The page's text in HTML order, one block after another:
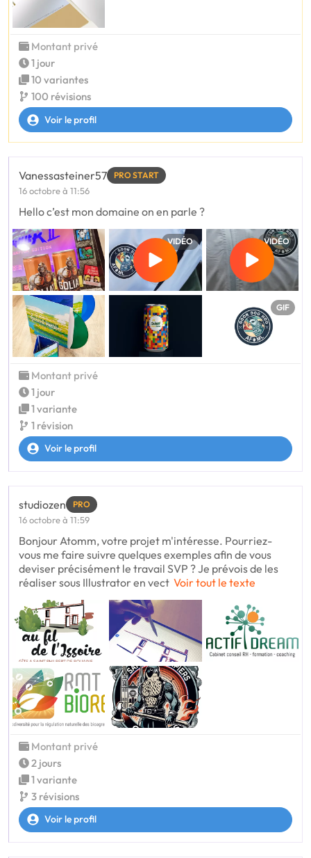
Montant privé
1 jour
10 variantes
100 révisions
Voir le profil
Vanessasteiner57 PRO START
16 octobre à 11:56
Hello c’est mon domaine on en parle ?
VIDÉO VIDÉO
GIF
Montant privé
1 jour
1 variante
1 révision
Voir le profil
studiozen PRO
16 octobre à 11:59
Bonjour Atomm, votre projet m'intéresse. Pourriez-
vous me faire suivre quelques exemples afin de vous
deviser précisément le travail SVP ? Je prévois de les
réaliser sous Illustrator en vect Voir tout le texte
Montant privé
2 jours
1 variante
3 révisions
Voir le profil